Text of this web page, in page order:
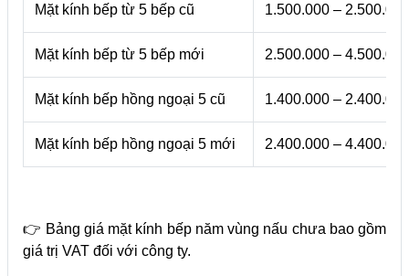
Mặt kính bếp từ 5 bếp cũ 1.500.000 – 2.500.000
Mặt kính bếp từ 5 bếp mới 2.500.000 – 4.500.000
Mặt kính bếp hồng ngoại 5 cũ 1.400.000 – 2.400.000
Mặt kính bếp hồng ngoại 5 mới 2.400.000 – 4.400.000
👉 Bảng giá mặt kính bếp năm vùng nấu chưa bao gồm
giá trị VAT đối với công ty.